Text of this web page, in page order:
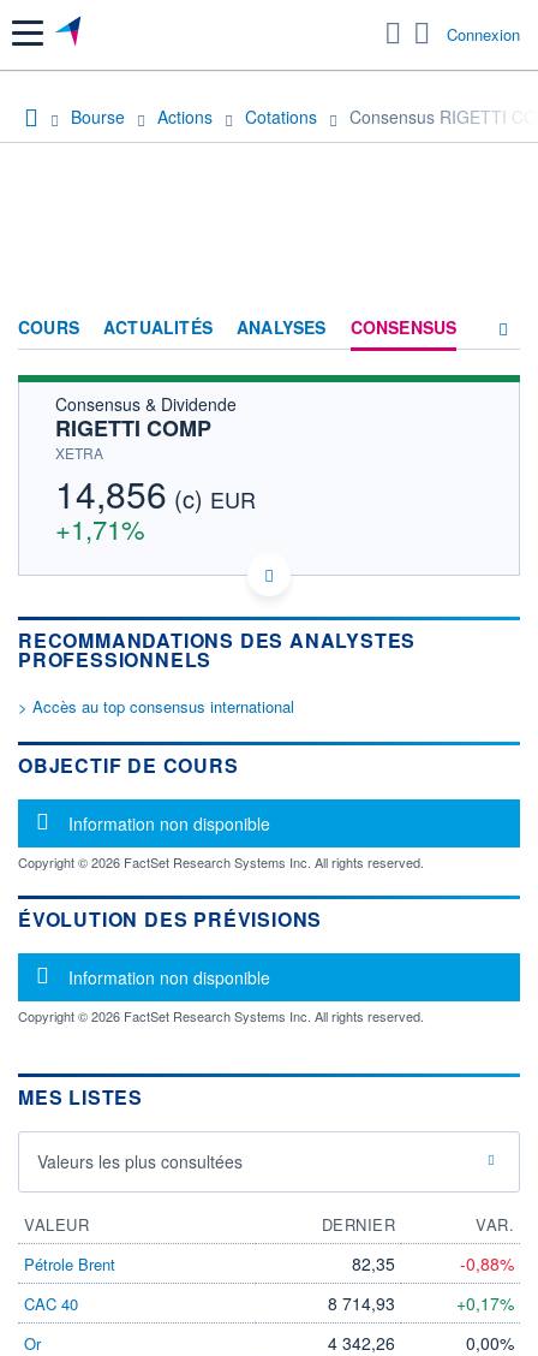
Menu Connexion
Bourse Actions Cotations Consensus RIGETTI
COURS ACTUALITÉS ANALYSES CONSENSUS
Consensus & Dividende
RIGETTI COMP
XETRA
14,856 (c) EUR
+1,71%
US76655K1034 A00
Politique d'exécution
Cotation sur les autres places
14,5
14,044 14,606
+ HAUT
14,900
+ BAS
13,958
VOLUME
18 103 0,01%
LIMITE À LA
BAISSE
0,000 0,000
RENDEMENT
- -
DERNIER
0,00 EUR
DATE
DIVIDENDE
-
PROCHAIN
RECOMMANDATIONS DES ANALYSTES
PROFESSIONNELS
> Accès au top consensus international
OBJECTIF DE COURS
Message d'information
Information non disponible
Copyright © 2026 FactSet Research Systems Inc. All rights reserved.
ÉVOLUTION DES PRÉVISIONS
Message d'information
Information non disponible
Copyright © 2026 FactSet Research Systems Inc. All rights reserved.
MES LISTES
Valeurs les plus consultées
VALEUR DERNIER
VAR.
Pétrole Brent
82,35 -0,88%
CAC 40 8 714,93 +0,17%
Or 4 342,26 0,00%